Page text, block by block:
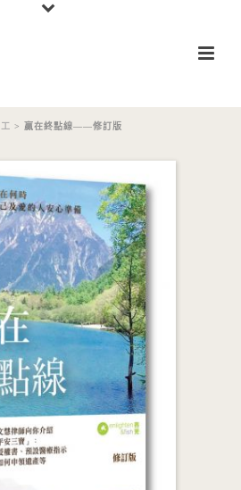
> 贏在終點線——修訂版